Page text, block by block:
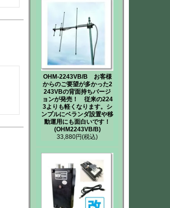
OHM-2243VB/B お客様
からのご要望が多かった2
243VBの背面持ちバージ
ョンが発売！ 従来の224
3よりも軽くなります。シ
ンプルにベランダ設置や移
動運用にも面白いです！
(OHM2243VB/B)
33,880円(税込)